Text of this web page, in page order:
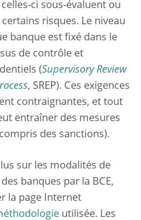
ci sous-évaluent ou
risques. Le niveau
banque est fixé dans le
de contrôle et
(Supervisory Review
, SREP). Ces exigences
contraignantes, et tout
entraîner des mesures
des sanctions).
sur les modalités de
banques par la BCE,
la page Internet
utilisée. Les